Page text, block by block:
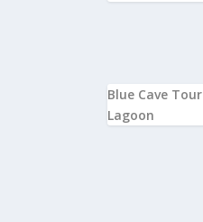
Blue Cave Tour
Lagoon